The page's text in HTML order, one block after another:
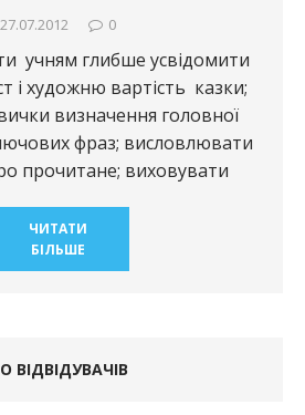
27.07.2012 0
учням глибше усвідомити
і художню вартість казки;
визначення головної
фраз; висловлювати
прочитане; виховувати
ЧИТАТИ
БІЛЬШЕ
ВІДВІДУВАЧІВ